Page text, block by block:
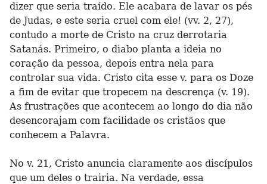
dizer que seria traído. Ele acabara de lavar os pés
de Judas, e este seria cruel com ele! (vv. 2, 27),
contudo a morte de Cristo na cruz derrotaria
Satanás. Primeiro, o diabo planta a ideia no
coração da pessoa, depois entra nela para
controlar sua vida. Cristo cita esse v. para os Doze
a fim de evitar que tropecem na descrença (v. 19).
As frustrações que acontecem ao longo do dia não
desencorajam com facilidade os cristãos que
conhecem a Palavra.
No v. 21, Cristo anuncia claramente aos discípulos
que um deles o trairia. Na verdade, essa